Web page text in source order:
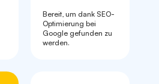
Bereit, um dank SEO-
Optimierung bei
Google gefunden zu
werden.